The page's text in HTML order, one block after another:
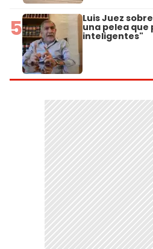
5 Luis Juez
una pelea que
inteligentes"